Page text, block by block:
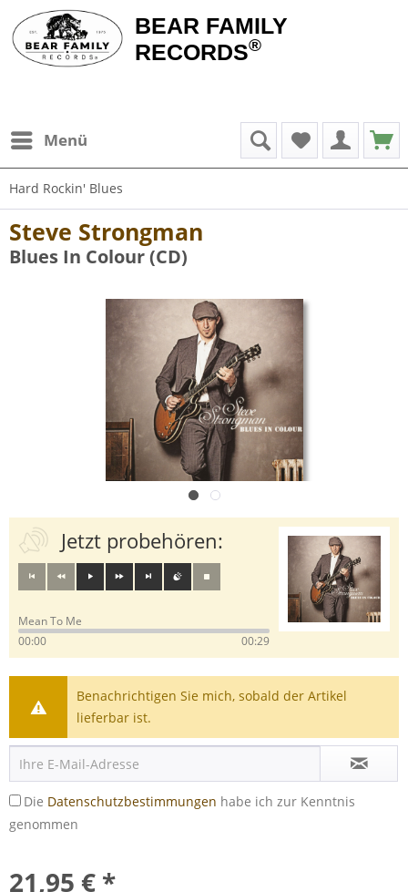
BEAR FAMILY
RECORDS®
Menü
Hard Rockin' Blues
Steve Strongman
Blues In Colour (CD)
Jetzt probehören:
Mean To Me
00:00
00:29
Benachrichtigen Sie mich, sobald der Artikel
lieferbar ist.
Die Datenschutzbestimmungen habe ich zur Kenntnis
genommen
21,95 € *